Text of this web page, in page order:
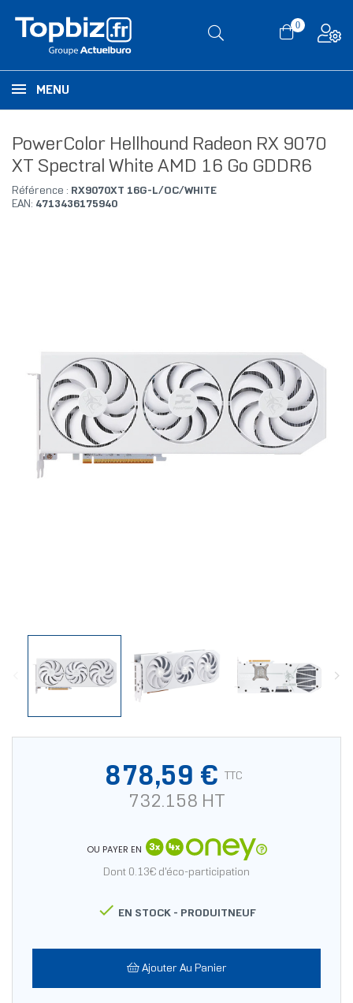
0
MENU
PowerColor Hellhound Radeon RX 9070
XT Spectral White AMD 16 Go GDDR6
Référence : RX9070XT 16G-L/OC/WHITE
EAN: 4713436175940
878,59 € TTC
732.158 HT
OU PAYER EN
Dont 0.13€ d'éco-participation
 EN STOCK - PRODUITNEUF
Ajouter Au Panier